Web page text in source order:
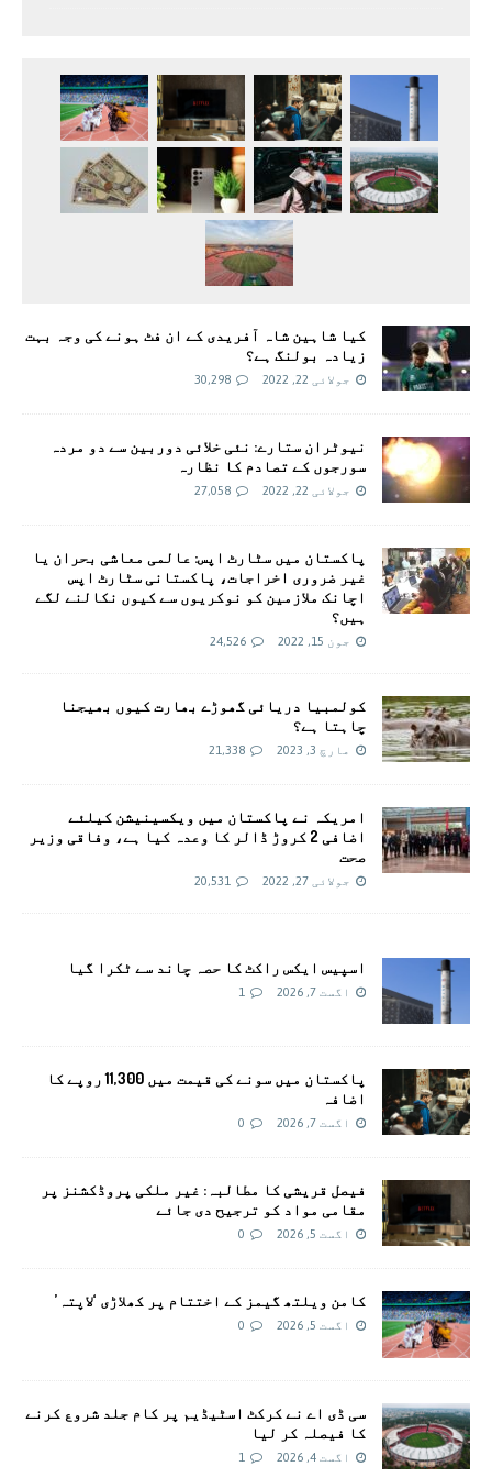
کیا شاہین شاہ آفریدی کے ان فٹ ہونے کی وجہ بہت
زیادہ بولنگ ہے؟
جولائی 22, 2022 30,298
نیوٹران ستارے: نئی خلائی دوربین سے دو مردہ
سورجوں کے تصادم کا نظارہ
جولائی 22, 2022 27,058
پاکستان میں سٹارٹ اپس: عالمی معاشی بحران یا
غیر ضروری اخراجات، پاکستانی سٹارٹ اپس
اچانک ملازمین کو نوکریوں سے کیوں نکالنے لگے
ہیں؟
جون 15, 2022 24,526
کولمبیا دریائی گھوڑے بھارت کیوں بھیجنا
چاہتا ہے؟
مارچ 3, 2023 21,338
امريکہ نے پاکستان میں ویکسینیشن کیلئے
اضافی 2 کروڑ ڈالر کا وعدہ کیا ہے، وفاقی وزیر
صحت
جولائی 27, 2022 20,531
اسپیس ایکس راکٹ کا حصہ چاند سے ٹکرا گیا
اگست 7, 2026 1
پاکستان میں سونے کی قیمت میں 11,300 روپے کا
اضافہ
اگست 7, 2026 0
فیصل قریشی کا مطالبہ: غیر ملکی پروڈکشنز پر
مقامی مواد کو ترجیح دی جائے
اگست 5, 2026 0
کامن ویلتھ گیمز کے اختتام پر کھلاڑی ‘لاپتہ’
اگست 5, 2026 0
سی ڈی اے نے کرکٹ اسٹیڈیم پر کام جلد شروع کرنے
کا فیصلہ کر لیا
اگست 4, 2026 1